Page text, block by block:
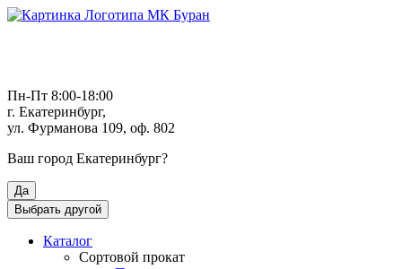
Пн-Пт 8:00-18:00
г. Екатеринбург,
ул. Фурманова 109, оф. 802
Ваш город Екатеринбург?
Да
Выбрать другой
Каталог
Сортовой прокат